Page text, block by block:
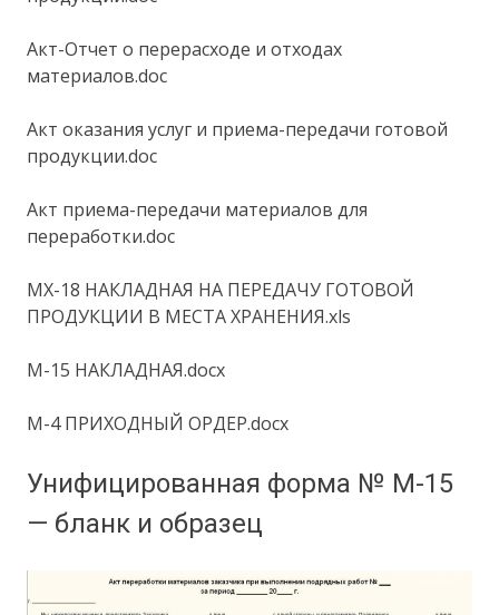
Акт-Отчет о перерасходе и отходах
материалов.doc
Акт оказания услуг и приема-передачи готовой
продукции.doc
Акт приема-передачи материалов для
переработки.doc
MX-18 НАКЛАДНАЯ НА ПЕРЕДАЧУ ГОТОВОЙ
ПРОДУКЦИИ В МЕСТА ХРАНЕНИЯ.xls
M-15 НАКЛАДНАЯ.docx
M-4 ПРИХОДНЫЙ ОРДЕР.docx
Унифицированная форма № М-15
— бланк и образец